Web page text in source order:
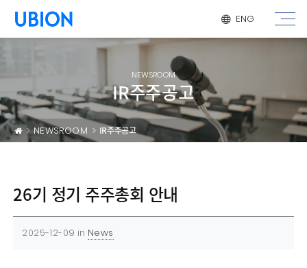
메뉴 건너 뛰기
ENG
NEWSROOM
IR주주공고
NEWSROOM IR주주공고
26기 정기 주주총회 안내
2025-12-09 in News